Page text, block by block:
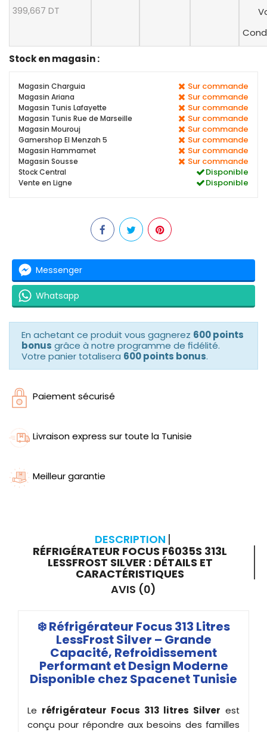
399,667 DT
Stock en magasin :
Magasin Charguia Sur commande
Magasin Ariana Sur commande
Magasin Tunis Lafayette Sur commande
Magasin Tunis Rue de Marseille Sur commande
Magasin Mourouj Sur commande
Gamershop El Menzah 5 Sur commande
Magasin Hammamet Sur commande
Magasin Sousse Sur commande
Stock Central Disponible
Vente en Ligne Disponible
Messenger
Whatsapp
En achetant ce produit vous gagnerez 600 points
bonus grâce à notre programme de fidélité.
Votre panier totalisera 600 points bonus.
Paiement sécurisé
Livraison express sur toute la Tunisie
Meilleur garantie
DESCRIPTION
RÉFRIGÉRATEUR FOCUS F6035S 313L
LESSFROST SILVER : DÉTAILS ET
CARACTÉRISTIQUES
AVIS (0)
❄️ Réfrigérateur Focus 313 Litres
LessFrost Silver – Grande
Capacité, Refroidissement
Performant et Design Moderne
Disponible chez Spacenet Tunisie
Le réfrigérateur Focus 313 litres Silver est
conçu pour répondre aux besoins des familles